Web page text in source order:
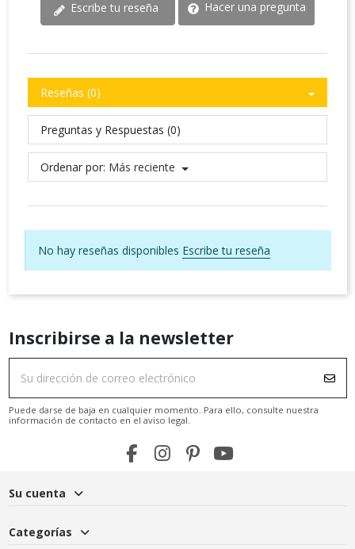
Escribe tu reseña Hacer una pregunta
Reseñas (0)
Preguntas y Respuestas (0)
Ordenar por: Más reciente
No hay reseñas disponibles Escribe tu reseña
Inscribirse a la newsletter
Puede darse de baja en cualquier momento. Para ello, consulte nuestra
información de contacto en el aviso legal.
Su cuenta
Categorías